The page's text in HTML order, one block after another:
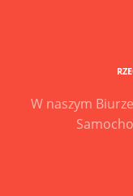
W naszym